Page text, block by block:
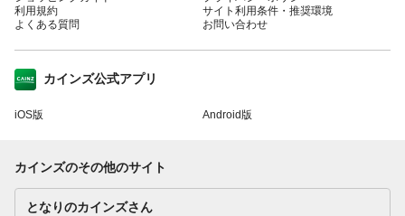
利用規約
よくある質問
サイト利用条件・推奨環境
お問い合わせ
カインズ公式アプリ
iOS版 Android版
カインズのその他のサイト
となりのカインズさん